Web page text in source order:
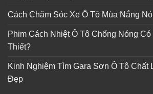
Cách Chăm Sóc Xe Ô Tô Mùa Nắng
Phim Cách Nhiệt Ô Tô Chống Nóng
Thiết?
Kinh Nghiệm Tìm Gara Sơn Ô Tô
Đẹp